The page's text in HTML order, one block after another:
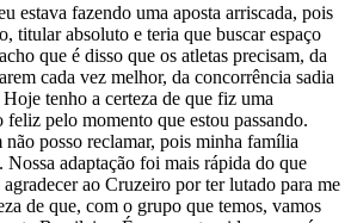
estava fazendo uma aposta arriscada, pois
titular absoluto e teria que buscar espaço
que é disso que os atletas precisam, da
cada vez melhor, da concorrência sadia
tenho a certeza de que fiz uma
feliz pelo momento que estou passando.
não posso reclamar, pois minha família
adaptação foi mais rápida do que
agradecer ao Cruzeiro por ter lutado para me
de que, com o grupo que temos, vamos